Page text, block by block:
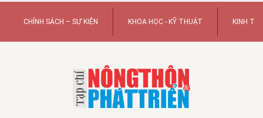
CHÍNH SÁCH – SỰ KIỆN KHOA HỌC - KỸ THUẬT KINH TẾ